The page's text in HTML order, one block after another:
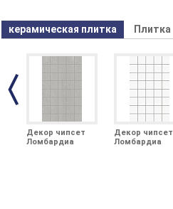
керамическая плитка Плитка
Декор чипсет
Ломбардиа
Декор чипсет
Ломбардиа